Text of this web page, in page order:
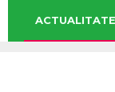
ACTUALITATE